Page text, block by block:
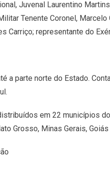
Juvenal Laurentino
Tenente Coronel,
Carriço; representante do
a parte norte do Estado.
em 22 municípios
Grosso, Minas Gerais,